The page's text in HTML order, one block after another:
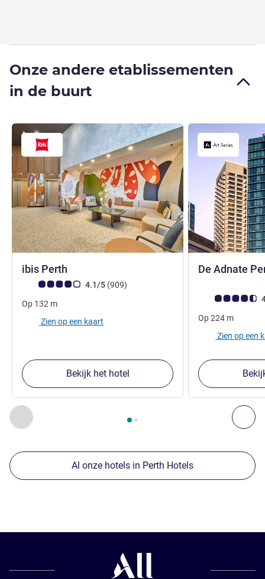
Onze andere etablissementen
in de buurt
Vorige - Onze andere etablissementen in de buurt
Pagina , Onze andere etablissementen in de buurt 1
ibis Perth
Avis-klantbeoordeling (ALL beoordeling)
4.1/5 (909beoordelingen
)
Op 132 m
Zien op een kaart
Bekijk het hotel
De Adnate
Avis-
Op224 m
Zien op een
Al onze hotels in Perth Hotels